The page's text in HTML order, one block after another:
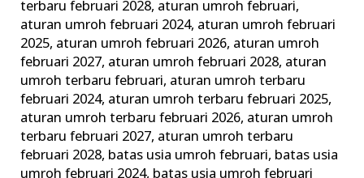
terbaru februari 2028, aturan umroh februari,
aturan umroh februari 2024, aturan umroh februari
2025, aturan umroh februari 2026, aturan umroh
februari 2027, aturan umroh februari 2028, aturan
umroh terbaru februari, aturan umroh terbaru
februari 2024, aturan umroh terbaru februari 2025,
aturan umroh terbaru februari 2026, aturan umroh
terbaru februari 2027, aturan umroh terbaru
februari 2028, batas usia umroh februari, batas usia